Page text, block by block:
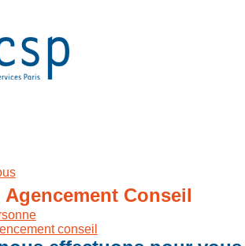
conseil
Conseil